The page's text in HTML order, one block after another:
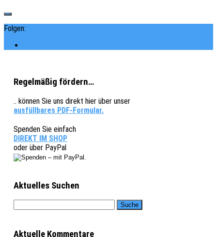
Folgen:
Regelmäßig fördern…
.. können Sie uns direkt hier über unser
ausfüllbares PDF-Formular.
Spenden Sie einfach
DIREKT IM SHOP
oder über PayPal
Aktuelles Suchen
Aktuelle Kommentare